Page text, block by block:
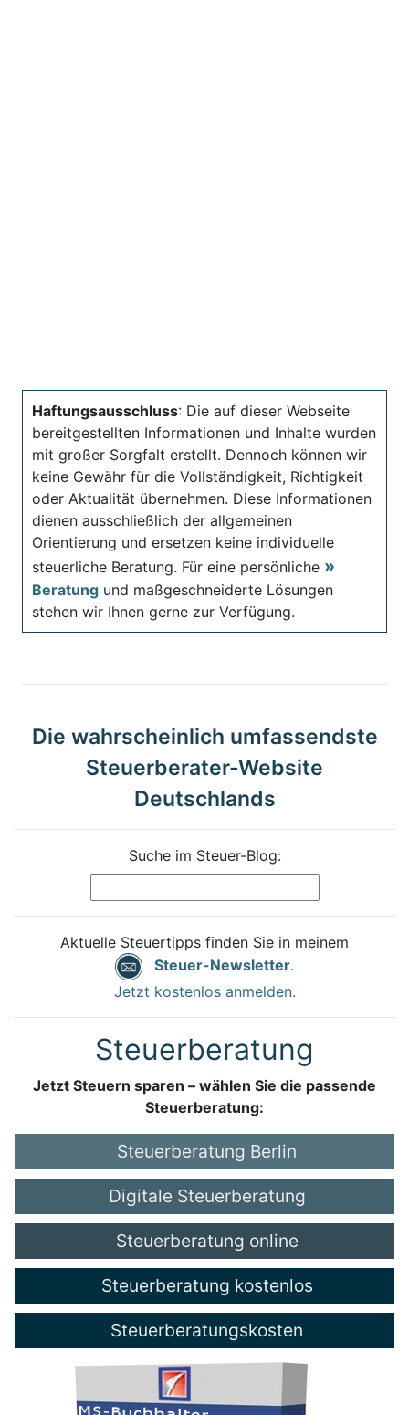
Haftungsausschluss: Die auf dieser Webseite
bereitgestellten Informationen und Inhalte wurden
mit großer Sorgfalt erstellt. Dennoch können wir
keine Gewähr für die Vollständigkeit, Richtigkeit
oder Aktualität übernehmen. Diese Informationen
dienen ausschließlich der allgemeinen
Orientierung und ersetzen keine individuelle
steuerliche Beratung. Für eine persönliche
Beratung und maßgeschneiderte Lösungen
stehen wir Ihnen gerne zur Verfügung.
Die wahrscheinlich umfassendste
Steuerberater-Website
Deutschlands
Suche im Steuer-Blog:
Aktuelle Steuertipps finden Sie in meinem
Steuer-Newsletter.
Jetzt kostenlos anmelden.
Steuerberatung
Jetzt Steuern sparen – wählen Sie die passende
Steuerberatung:
Steuerberatung Berlin
Digitale Steuerberatung
Steuerberatung online
Steuerberatung kostenlos
Steuerberatungskosten